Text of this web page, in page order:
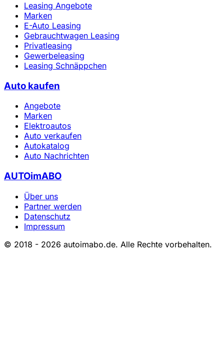
Leasing Angebote
Marken
E-Auto Leasing
Gebrauchtwagen Leasing
Privatleasing
Gewerbeleasing
Leasing Schnäppchen
Auto kaufen
Angebote
Marken
Elektroautos
Auto verkaufen
Autokatalog
Auto Nachrichten
AUTOimABO
Über uns
Partner werden
Datenschutz
Impressum
© 2018 - 2026 autoimabo.de. Alle Rechte vorbehalten.